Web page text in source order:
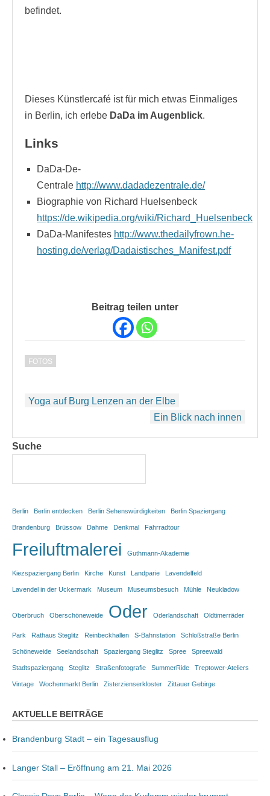
befindet.
Dieses Künstlercafé ist für mich etwas Einmaliges
in Berlin, ich erlebe DaDa im Augenblick.
Links
DaDa-De-
Centrale http://www.dadadezentrale.de/
Biographie von Richard Huelsenbeck
https://de.wikipedia.org/wiki/Richard_Huelsenbeck
DaDa-Manifestes http://www.thedailyfrown.he-
hosting.de/verlag/Dadaistisches_Manifest.pdf
Beitrag teilen unter
FOTOS
Beitragsnavigation
Yoga auf Burg Lenzen an der Elbe
Ein Blick nach innen
Suche
Berlin Berlin entdecken Berlin Sehenswürdigkeiten Berlin Spaziergang
Brandenburg Brüssow Dahme Denkmal Fahrradtour
Freiluftmalerei Guthmann-Akademie
Kiezspaziergang Berlin Kirche Kunst Landparie Lavendelfeld
Lavendel in der Uckermark Museum Museumsbesuch Mühle Neukladow
Oberbruch Oberschöneweide Oder Oderlandschaft Oldtimerräder
Park Rathaus Steglitz Reinbeckhallen S-Bahnstation Schloßstraße Berlin
Schöneweide Seelandschaft Spaziergang Steglitz Spree Spreewald
Stadtspaziergang Steglitz Straßenfotografie SummerRide Treptower-Ateliers
Vintage Wochenmarkt Berlin Zisterzienserkloster Zittauer Gebirge
AKTUELLE BEITRÄGE
Brandenburg Stadt – ein Tagesausflug
Langer Stall – Eröffnung am 21. Mai 2026